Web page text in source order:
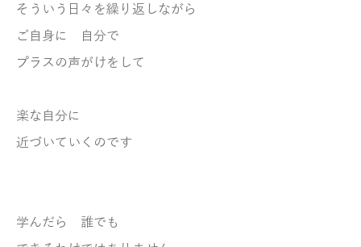
そういう日々を繰り返しながら
ご自身に 自分で
プラスの声がけをして
楽な自分に
近づいていくのです
学んだら 誰でも